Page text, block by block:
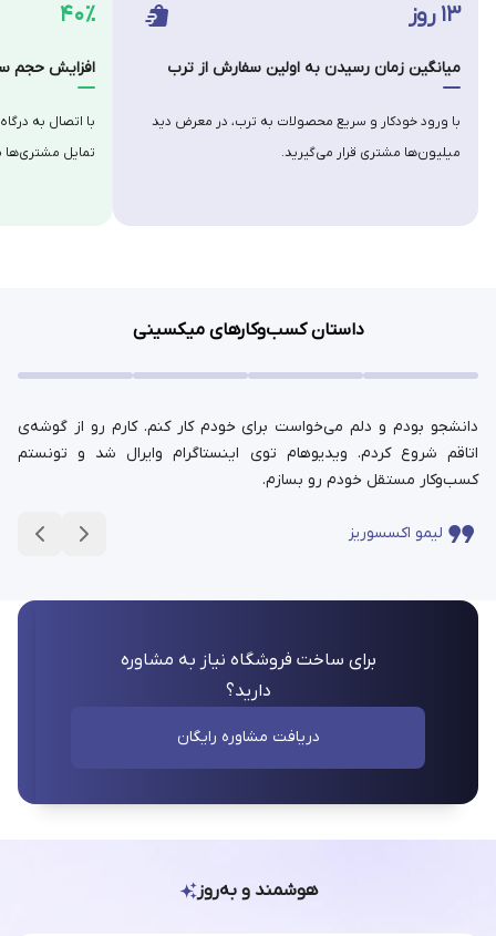
۴۰٪
افزایش حجم
با اتصال به
تمایل
۱۳ روز
میانگین زمان رسیدن به اولین سفارش از ترب
با ورود خودکار و سریع محصولات به ترب، در معرض دید
میلیون‌ها مشتری قرار می‌گیرید.
داستان کسب‌وکارهای میکسینی
دانشجو بودم و دلم می‌خواست برای خودم کار کنم. کارم رو از گوشه‌ی
اتاقم شروع کردم. ویدیوهام توی اینستاگرام وایرال شد و تونستم
کسب‌وکار مستقل خودم رو بسازم.
لیمو اکسسوریز
برای ساخت فروشگاه نیاز به مشاوره
دارید؟
دریافت مشاوره رایگان
هوشمند و به‌روز